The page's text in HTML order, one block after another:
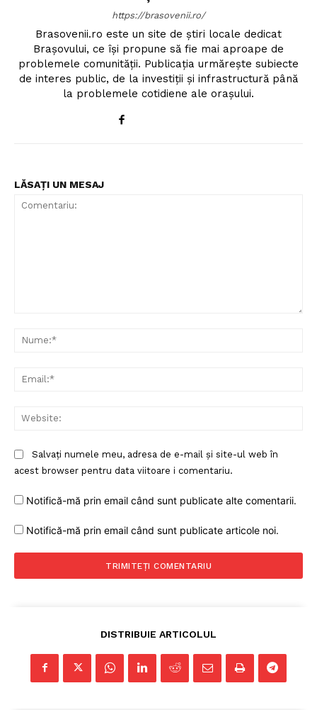
https://brasovenii.ro/
Brasovenii.ro este un site de știri locale dedicat
Brașovului, ce își propune să fie mai aproape de
problemele comunității. Publicația urmărește subiecte
de interes public, de la investiții și infrastructură până
la problemele cotidiene ale orașului.
LĂSAȚI UN MESAJ
Salvați numele meu, adresa de e-mail și site-ul web în
acest browser pentru data viitoare i comentariu.
Notifică-mă prin email când sunt publicate alte comentarii.
Notifică-mă prin email când sunt publicate articole noi.
DISTRIBUIE ARTICOLUL